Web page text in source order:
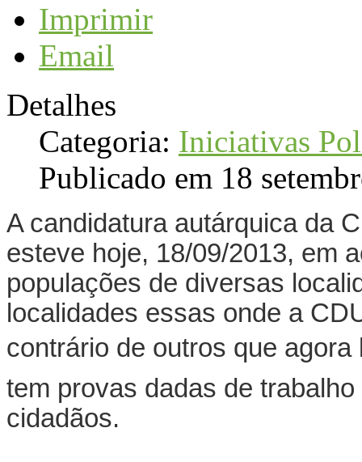
Imprimir
Email
Detalhes
Categoria: Iniciativas
Publicado em 18
A candidatura autárquica da
esteve hoje, 18/09/2013, em
populações de diversas
localidades essas onde a
contrário de outros que agora
tem provas dadas de
cidadãos.